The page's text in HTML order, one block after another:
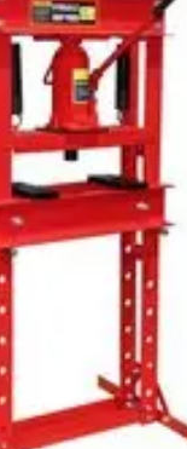
Achat d'outilsInnovation